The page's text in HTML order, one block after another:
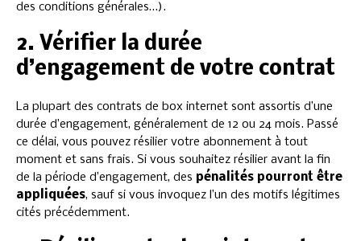
des conditions générales…).
2. Vérifier la durée
d’engagement de votre contrat
La plupart des contrats de box internet sont assortis d’une
durée d’engagement, généralement de 12 ou 24 mois. Passé
ce délai, vous pouvez résilier votre abonnement à tout
moment et sans frais. Si vous souhaitez résilier avant la fin
de la période d’engagement, des pénalités pourront être
appliquées, sauf si vous invoquez l’un des motifs légitimes
cités précédemment.